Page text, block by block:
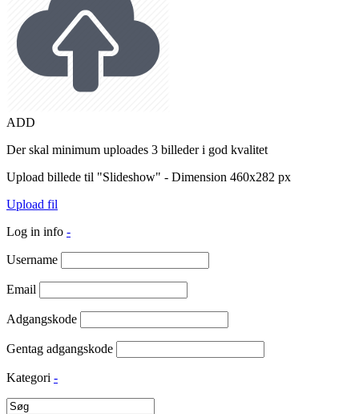
ADD
Der skal minimum uploades 3 billeder i god kvalitet
Upload billede til "Slideshow" - Dimension 460x282 px
Upload fil
Log in info -
Username
Email
Adgangskode
Gentag adgangskode
Kategori -